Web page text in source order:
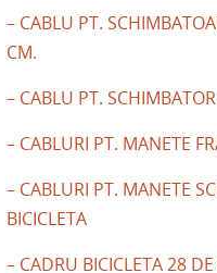
– CABLU PT.
CM.
– CABLU PT.
– CABLURI PT. MANETE
– CABLURI PT. MANETE
BICICLETA
– CADRU BICICLETA 28